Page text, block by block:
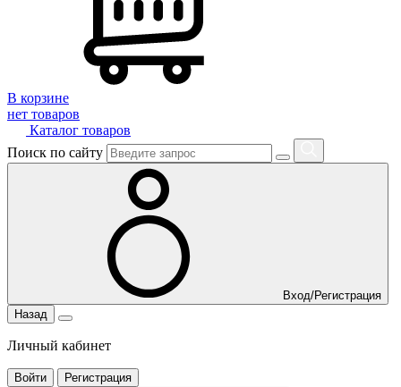
В корзине
нет товаров
Каталог товаров
Поиск по сайту
Вход/Регистрация
Назад
Личный кабинет
Войти Регистрация